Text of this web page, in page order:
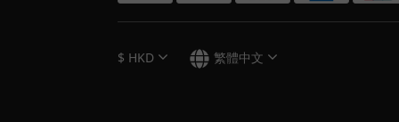
$ HKD 繁體中文